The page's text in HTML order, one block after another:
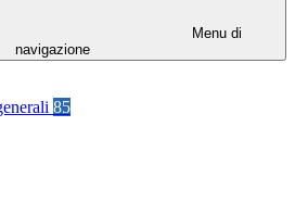
Menu di
navigazione
85